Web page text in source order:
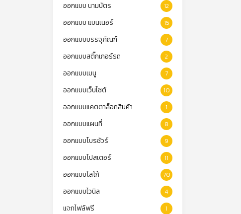
ออกแบบ นามบัตร 12
ออกแบบ แบนเนอร์ 15
ออกแบบบรรจุภัณฑ์ 7
ออกแบบสติ๊กเกอร์รถ 2
ออกแบบเมนู 7
ออกแบบเว็บไซต์ 10
ออกแบบแคตตาล็อกสินค้า 1
ออกแบบแผนที่ 8
ออกแบบโบรชัวร์ 9
ออกแบบโปสเตอร์ 11
ออกแบบโลโก้ 70
ออกแบบไวนิล 4
แจกไฟล์ฟรี 1